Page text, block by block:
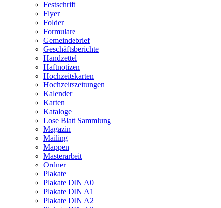
Festschrift
Flyer
Folder
Formulare
Gemeindebrief
Geschäftsberichte
Handzettel
Haftnotizen
Hochzeitskarten
Hochzeitszeitungen
Kalender
Karten
Kataloge
Lose Blatt Sammlung
Magazin
Mailing
Mappen
Masterarbeit
Ordner
Plakate
Plakate DIN A0
Plakate DIN A1
Plakate DIN A2